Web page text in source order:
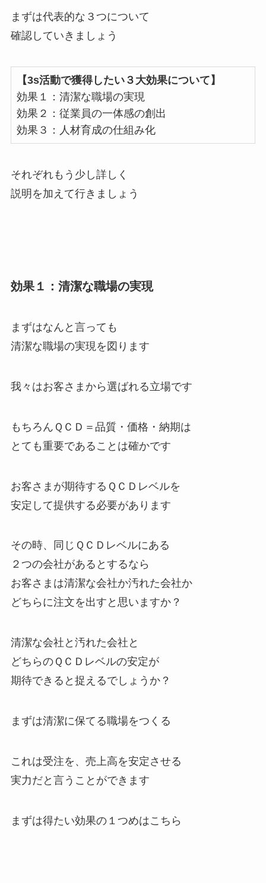
まずは代表的な３つについて
確認していきましょう
【3s活動で獲得したい３大効果について】
効果１：清潔な職場の実現
効果２：従業員の一体感の創出
効果３：人材育成の仕組み化
それぞれもう少し詳しく
説明を加えて行きましょう
効果１：清潔な職場の実現
まずはなんと言っても
清潔な職場の実現を図ります
我々はお客さまから選ばれる立場です
もちろんＱＣＤ＝品質・価格・納期は
とても重要であることは確かです
お客さまが期待するＱＣＤレベルを
安定して提供する必要があります
その時、同じＱＣＤレベルにある
２つの会社があるとするなら
お客さまは清潔な会社か汚れた会社か
どちらに注文を出すと思いますか？
清潔な会社と汚れた会社と
どちらのＱＣＤレベルの安定が
期待できると捉えるでしょうか？
まずは清潔に保てる職場をつくる
これは受注を、売上高を安定させる
実力だと言うことができます
まずは得たい効果の１つめはこちら